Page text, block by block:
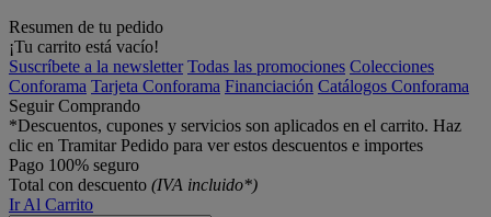
Resumen de tu pedido
¡Tu carrito está vacío!
Suscríbete a la newsletter Todas las promociones Colecciones
Conforama Tarjeta Conforama Financiación Catálogos Conforama
Seguir Comprando
*Descuentos, cupones y servicios son aplicados en el carrito. Haz
clic en Tramitar Pedido para ver estos descuentos e importes
Pago 100% seguro
Total con descuento (IVA incluido*)
Ir Al Carrito